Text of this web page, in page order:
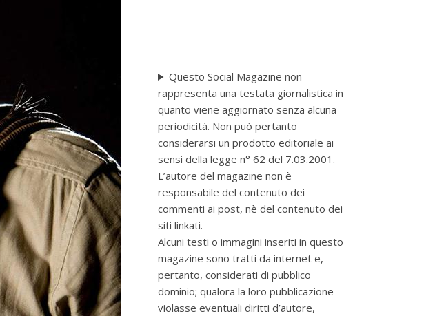
Questo Social Magazine non
rappresenta una testata giornalistica in
quanto viene aggiornato senza alcuna
periodicità. Non può pertanto
considerarsi un prodotto editoriale ai
sensi della legge n° 62 del 7.03.2001.
L’autore del magazine non è
responsabile del contenuto dei
commenti ai post, nè del contenuto dei
siti linkati.
Alcuni testi o immagini inseriti in questo
magazine sono tratti da internet e,
pertanto, considerati di pubblico
dominio; qualora la loro pubblicazione
violasse eventuali diritti d’autore,